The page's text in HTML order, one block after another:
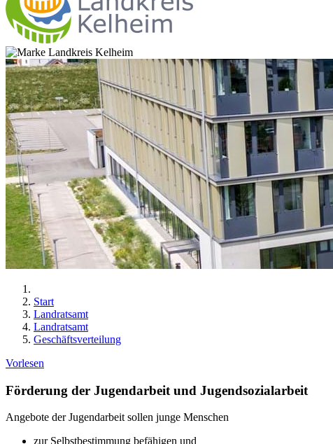
Start
Landratsamt
Landratsamt
Geschäftsverteilung
Vorlesen
Förderung der Jugendarbeit und Jugendsozialarbeit
Angebote der Jugendarbeit sollen junge Menschen
zur Selbstbestimmung befähigen und